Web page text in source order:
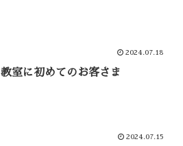
2024.07.18
教室に初めてのお客さま
2024.07.15